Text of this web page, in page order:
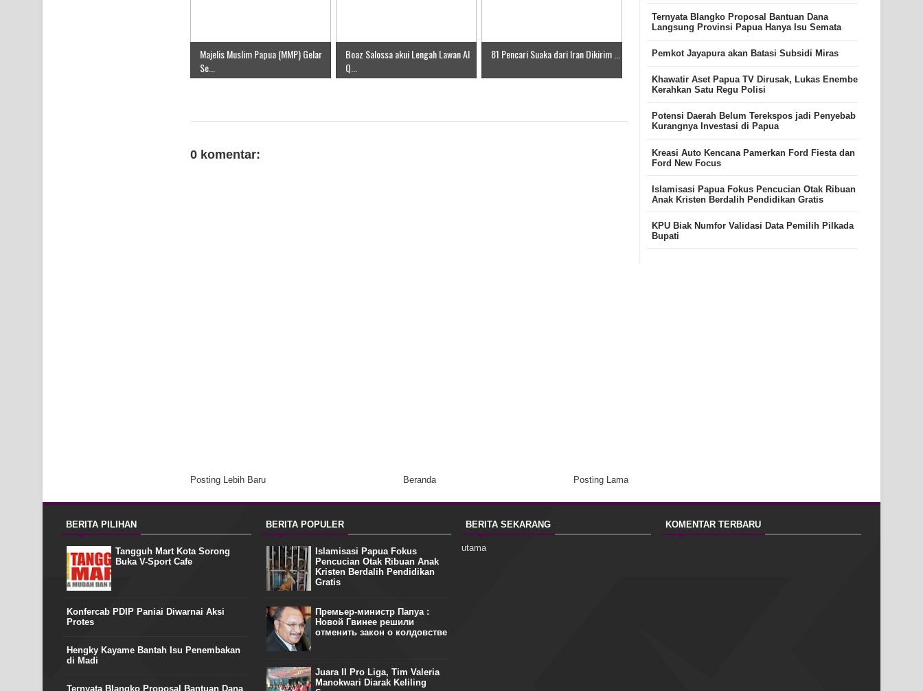
Majelis Muslim Papua (MMP) Gelar
Se...
Boaz Salossa akui Lengah Lawan Al
Q...
81 Pencari Suaka dari Iran Dikirim ...
0 komentar:
Posting Lebih Baru Posting Lama
Beranda
Ternyata Blangko Proposal Bantuan Dana
Langsung Provinsi Papua Hanya Isu Semata
Pemkot Jayapura akan Batasi Subsidi Miras
Khawatir Aset Papua TV Dirusak, Lukas Enembe
Kerahkan Satu Regu Polisi
Potensi Daerah Belum Terekspos jadi Penyebab
Kurangnya Investasi di Papua
Kreasi Auto Kencana Pamerkan Ford Fiesta dan
Ford New Focus
Islamisasi Papua Fokus Pencucian Otak Ribuan
Anak Kristen Berdalih Pendidikan Gratis
KPU Biak Numfor Validasi Data Pemilih Pilkada
Bupati
BERITA PILIHAN
Tangguh Mart Kota Sorong
Buka V-Sport Cafe
Konfercab PDIP Paniai Diwarnai Aksi
Protes
Hengky Kayame Bantah Isu Penembakan
di Madi
Ternyata Blangko Proposal Bantuan Dana
BERITA POPULER
Islamisasi Papua Fokus
Pencucian Otak Ribuan Anak
Kristen Berdalih Pendidikan
Gratis
Премьер-министр Папуа :
Новой Гвинее решили
отменить закон о колдовстве
Juara II Pro Liga, Tim Valeria
Manokwari Diarak Keliling
BERITA SEKARANG
utama
KOMENTAR TERBARU